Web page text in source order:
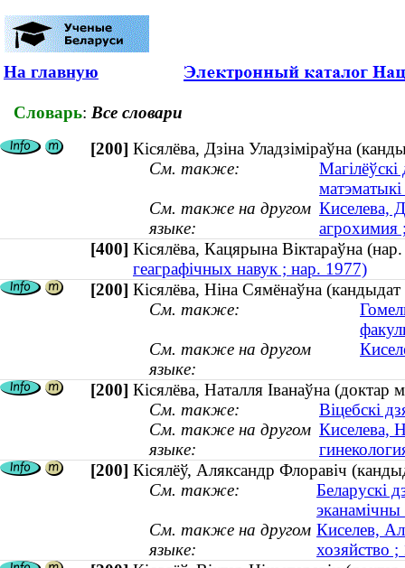
На главную
Словарь: Все словари
[200] Кісялёва, Дзіна Уладзіміраўна
См. также:
См. также на другом
языке:
Киселева,
агрохимия
[400] Кісялёва, Кацярына Вiктараўна
геаграфічных навук ; нар. 1977)
[200] Кісялёва, Ніна Сямёнаўна
См. также:
См. также на другом
языке:
[200] Кісялёва, Наталля Іванаўна (доктар
См. также:
Віцебскі
См. также на другом
языке:
Киселева,
[200] Кісялёў, Аляксандр Флоравіч
См. также:
Беларускі
эканамічны
См. также на другом
языке:
Киселев,
хозяйство